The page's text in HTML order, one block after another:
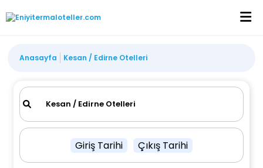
Anasayfa Kesan / Edirne Otelleri
Giriş Tarihi Çıkış Tarihi